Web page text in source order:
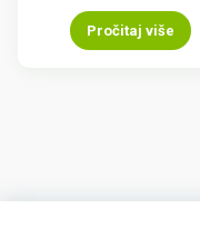
Pročitaj više